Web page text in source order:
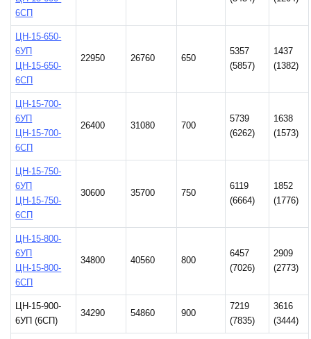
6СП
ЦН-15-650-
6УП
ЦН-15-650-
6СП
22950 26760 650
5357
(5857)
1437
(1382)
ЦН-15-700-
6УП
ЦН-15-700-
6СП
26400 31080 700
5739
(6262)
1638
(1573)
ЦН-15-750-
6УП
ЦН-15-750-
6СП
30600 35700 750
6119
(6664)
1852
(1776)
ЦН-15-800-
6УП
ЦН-15-800-
6СП
34800 40560 800
6457
(7026)
2909
(2773)
ЦН-15-900-
6УП (6СП)
34290 54860 900
7219
(7835)
3616
(3444)